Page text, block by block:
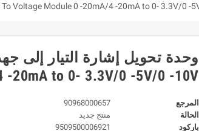
-20mA to 0- 3.3V/0 -5V/0 -10V
المرجع
90968000657
الحالة
منتج جديد
باركود
9509500006921